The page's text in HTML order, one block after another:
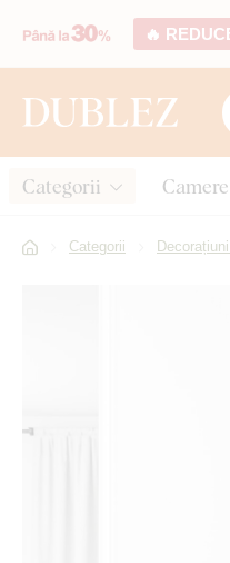
🔥
Categorii Camere
Categorii